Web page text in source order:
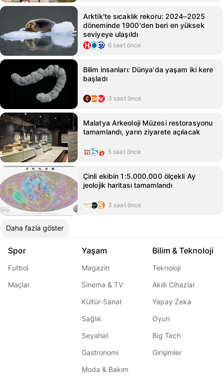
Arktik'te sıcaklık rekoru: 2024–2025
döneminde 1900'den beri en yüksek
seviyeye ulaşıldı
6 saat önce
Bilim insanları: Dünya'da yaşam iki kere
başladı
3 saat önce
Malatya Arkeoloji Müzesi restorasyonu
tamamlandı, yarın ziyarete açılacak
5 saat önce
Çinli ekibin 1:5.000.000 ölçekli Ay
jeolojik haritası tamamlandı
3 saat önce
Daha fazla göster
Spor
Futbol
Maçlar
Yaşam
Magazin
Sinema & TV
Kültür-Sanat
Sağlık
Seyahat
Gastronomi
Moda & Bakım
Bilim & Teknoloji
Teknoloji
Akıllı Cihazlar
Yapay Zeka
Oyun
Big Tech
Girişimler